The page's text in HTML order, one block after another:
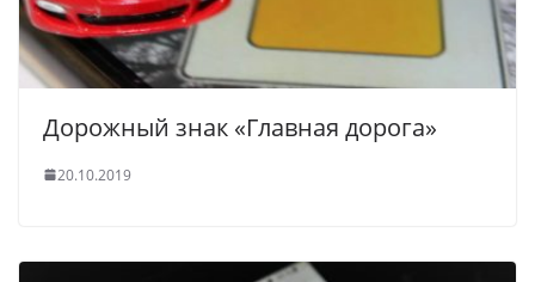
Дорожный знак «Главная дорога»
20.10.2019